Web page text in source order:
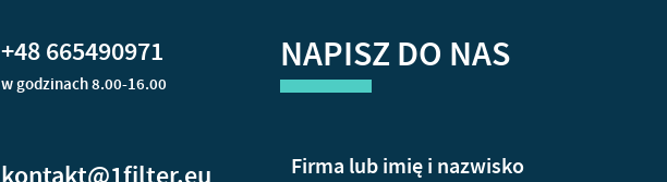
+48 665490971
w godzinach 8.00-16.00
NAPISZ DO NAS